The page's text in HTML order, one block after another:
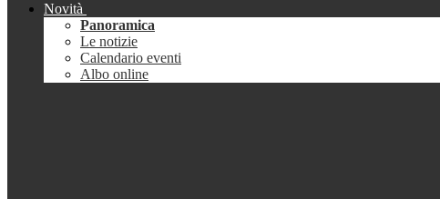
Novità
Panoramica
Le notizie
Calendario eventi
Albo online